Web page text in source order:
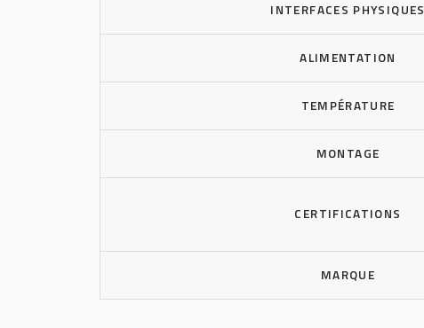
INTERFACES PHYSIQUES
ALIMENTATION
TEMPÉRATURE
MONTAGE
CERTIFICATIONS
MARQUE